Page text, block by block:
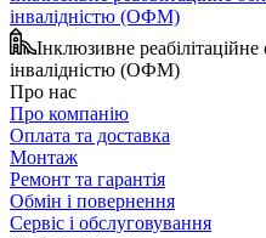
інвалідністю (ОФМ)
Інклюзивне
інвалідністю (ОФМ)
Про нас
Про компанію
Оплата та доставка
Монтаж
Ремонт та гарантія
Обмін і повернення
Сервіс і обслуговування